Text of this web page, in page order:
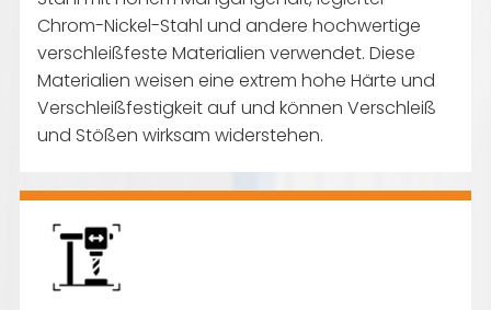
Chrom-Nickel-Stahl und andere hochwertige
verschleißfeste Materialien verwendet. Diese
Materialien weisen eine extrem hohe Härte und
Verschleißfestigkeit auf und können Verschleiß
und Stößen wirksam widerstehen.